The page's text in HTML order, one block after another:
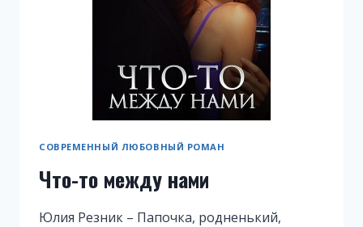
СОВРЕМЕННЫЙ ЛЮБОВНЫЙ РОМАН
Что-то между нами
Юлия Резник – Папочка, родненький,